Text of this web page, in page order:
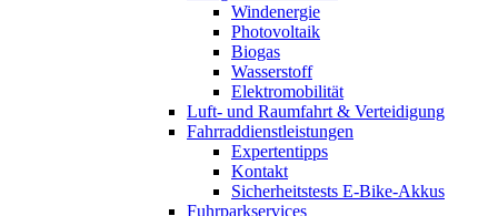
Windenergie
Photovoltaik
Biogas
Wasserstoff
Elektromobilität
Luft- und Raumfahrt & Verteidigung
Fahrraddienstleistungen
Expertentipps
Kontakt
Sicherheitstests E-Bike-Akkus
Fuhrparkservices